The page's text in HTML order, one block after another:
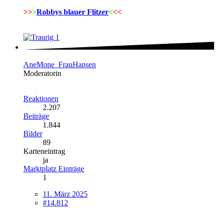
>>>Robbys blauer Flitzer<<<
1
AneMone_FrauHansen
Moderatorin
Reaktionen
2.207
Beiträge
1.844
Bilder
89
Karteneintrag
ja
Marktplatz Einträge
1
11. März 2025
#14.812